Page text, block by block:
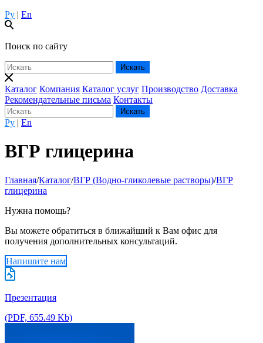
Ру | En
Поиск по сайту
Каталог Компания Каталог услуг Производство Доставка
Рекомендательные письма Контакты
Ру | En
ВГР глицерина
Главная/Каталог/ВГР (Водно-гликолевые растворы)/ВГР
глицерина
Нужна помощь?
Вы можете обратиться в ближайший к Вам офис для
получения дополнительных консультаций.
Напишите нам
Презентация
(PDF, 655.49 Kb)